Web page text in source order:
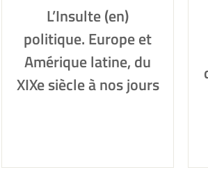
L’Insulte (en)
politique. Europe et
Amérique latine, du
XIXe siècle à nos jours